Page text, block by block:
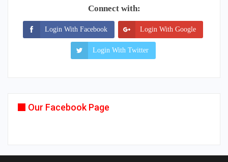
Connect with:
Login With Facebook Login With Google
Login With Twitter
Our Facebook Page